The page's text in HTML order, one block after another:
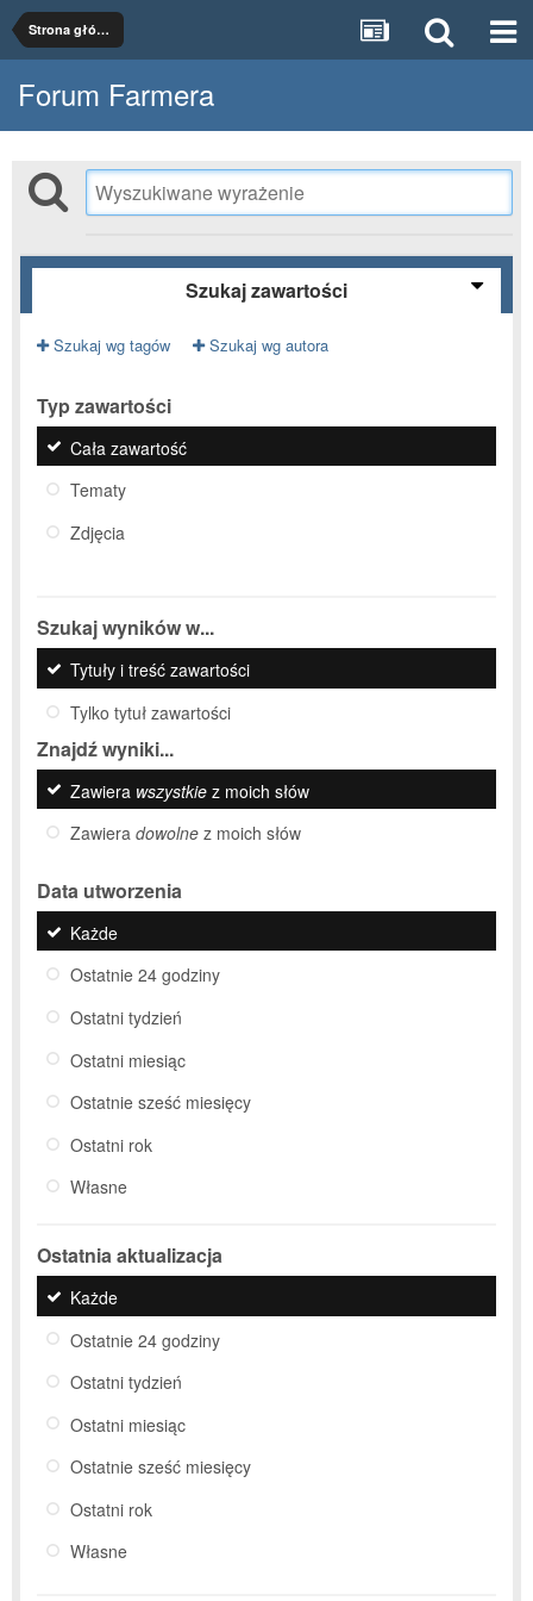
Strona główna
Forum Farmera
Szukaj zawartości
Szukaj wg tagów Szukaj wg autora
Typ zawartości
Cała zawartość
Tematy
Zdjęcia
Szukaj wyników w...
Tytuły i treść zawartości
Tylko tytuł zawartości
Znajdź wyniki...
Zawiera wszystkie z moich słów
Zawiera dowolne z moich słów
Data utworzenia
Każde
Ostatnie 24 godziny
Ostatni tydzień
Ostatni miesiąc
Ostatnie sześć miesięcy
Ostatni rok
Własne
Ostatnia aktualizacja
Każde
Ostatnie 24 godziny
Ostatni tydzień
Ostatni miesiąc
Ostatnie sześć miesięcy
Ostatni rok
Własne